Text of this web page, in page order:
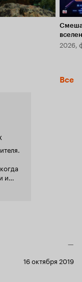
2026,
Все
и
же
—
16 октября 2019